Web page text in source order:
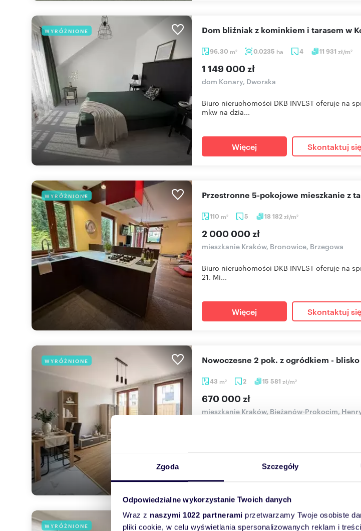
Zgoda Szczegóły
Odpowiedzialne wykorzystanie Twoich danych
Wraz z naszymi 1022 partnerami przetwarzamy Twoje osobiste
pliki cookie, w celu wyświetlania spersonalizowanych reklam i
WYRÓŻNIONE
96,30 m2 0,0235 ha 4 11 931 zł/m2
Dom bliźniak z kominkiem i tarasem w
1 149 000 zł
dom Konary, Dworska
Biuro nieruchomości DKB INVEST oferuje na
mkw na dzia...
Więcej Skontaktuj się
WYRÓŻNIONE
110 m2 5 18 182zł/m2
Przestronne 5-pokojowe mieszkanie z
2 000 000 zł
mieszkanie Kraków, Bronowice, Brzegowa
Biuro nieruchomości DKB INVEST oferuje na
21. Mi...
Więcej Skontaktuj się
WYRÓŻNIONE
43 m2 2 15 581 zł/m2
Nowoczesne 2 pok. z ogródkiem - blisko
670 000 zł
mieszkanie Kraków, Bieżanów-Prokocim,
Biuro nieruchomości DKB INVEST oferuje do
WYRÓŻNIONE Kawalerka 25 m² z widokiem, winda,